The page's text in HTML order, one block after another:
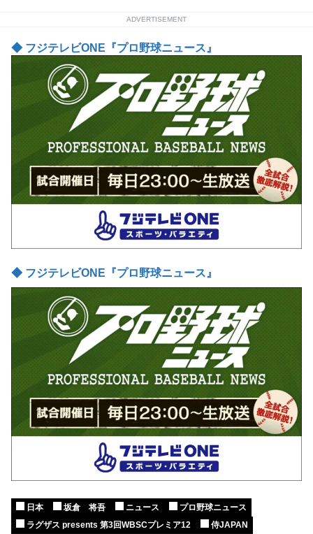
ADVERTISEMENT
◆ フジテレビONE『プロ野球ニュース』
◆ フジテレビONE『プロ野球ニュース』
日本 坂倉 将吾 ニュース
プロ野球ニュース
ラグザス presents 第3回WBSCプレミア12
侍JAPAN